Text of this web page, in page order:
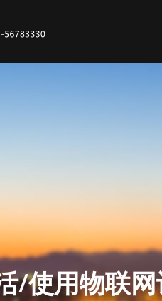
/使用物联
交通系统发
能穿戴设备